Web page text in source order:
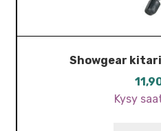
Showgear
Kysy